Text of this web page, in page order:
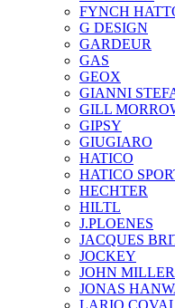
FYNCH
G DESIGN
GARDEUR
GAS
GEOX
GIANNI
GILL
GIPSY
GIUGIARO
HATICO
HATICO
HECHTER
HILTL
J.PLOENES
JAСQUES
JOCKEY
JOHN MILLER
JONAS